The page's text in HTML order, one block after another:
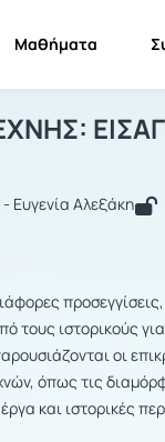
Μαθήματα
ΤΗΣ
Ευγενία Αλεξάκη
προσεγγίσεις,
τους ιστορικούς
οι
όπως τις
και ιστορικές